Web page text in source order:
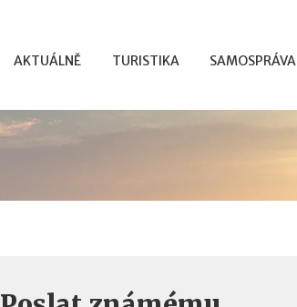
AKTUÁLNĚ TURISTIKA SAMOSPRÁVA